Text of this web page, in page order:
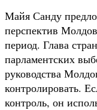
Майя Санду
перспектив
период. Глава
парламентских
руководства
контролировать.
контроль, он